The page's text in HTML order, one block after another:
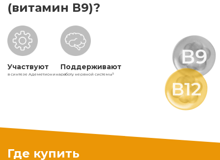
(витамин В9)?
Участвуют
в синтезе Адеметионина
Поддерживают
работу нервной системы5
Где купить